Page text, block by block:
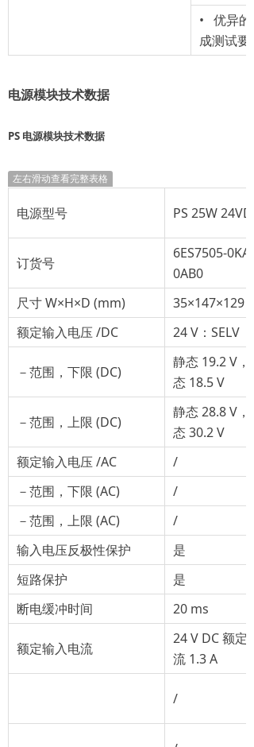
• 优异的
成测试要求
电源模块技术数据
PS 电源模块技术数据
左右滑动查看完整表格
电源型号 PS 25W 24VDC
订货号
6ES7505-
0AB0
尺寸 W×H×D (mm)
35×147×129
额定输入电压 /DC
24 V：SELV
－范围，下限 (DC)
静态 19.2 V，动
态 18.5 V
－范围，上限 (DC)
静态 28.8 V，动
态 30.2 V
额定输入电压 /AC
/
－范围，下限 (AC)
/
－范围，上限 (AC)
/
输入电压反极性保护
是
短路保护
是
断电缓冲时间
20 ms
额定输入电流
24 V DC 额定电
流 1.3 A
/